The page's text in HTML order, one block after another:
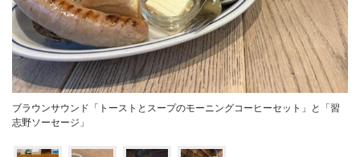
ブラウンサウンド「トーストとスープのモーニングコーヒーセット」と「習
志野ソーセージ」